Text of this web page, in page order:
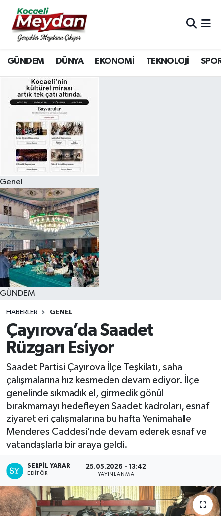
GÜNDEM DÜNYA EKONOMİ TEKNOLOJİ
Genel
GÜNDEM
HABERLER GENEL
Çayırova’da Saadet
Rüzgarı Esiyor
Saadet Partisi Çayırova İlçe Teşkilatı, saha
çalışmalarına hız kesmeden devam ediyor. İlçe
genelinde sıkmadık el, girmedik gönül
bırakmamayı hedefleyen Saadet kadroları, esnaf
ziyaretleri çalışmalarına bu hafta Yenimahalle
Menderes Caddesi’nde devam ederek esnaf ve
vatandaşlarla bir araya geldi.
SERPİL YARAR
EDITÖR
25.05.2026 - 13:42
YAYINLANMA
Nöbetçi Eczaneler
Hava Durumu
Trafik Durumu
Süper Lig Puan Durumu ve Fikstür
Tüm Manşetler
Son Dakika Haberleri
Haber Arşivi